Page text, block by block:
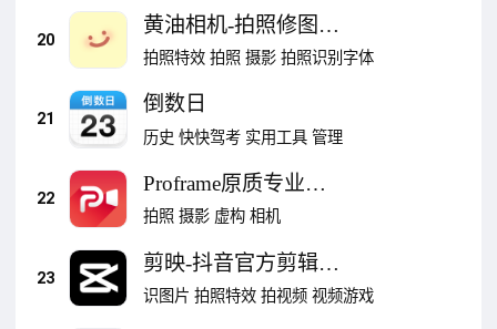
20
黄油相机-拍照修图全
能相机
拍照特效 拍照 摄影 拍照识别字体
21
倒数日
历史 快快驾考 实用工具 管理
22
Proframe原质专业相
机App
拍照 摄影 虚构 相机
23
剪映-抖音官方剪辑神
器
识图片 拍照特效 拍视频 视频游戏